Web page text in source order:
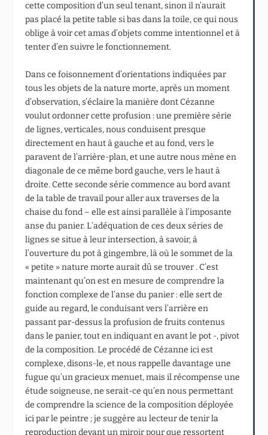
cette composition d’un seul tenant, sinon il n’aurait
pas placé la petite table si bas dans la toile, ce qui nous
oblige à voir cet amas d’objets comme intentionnel et à
tenter d’en suivre le fonctionnement.
Dans ce foisonnement d’orientations indiquées par
tous les objets de la nature morte, après un moment
d’observation, s’éclaire la manière dont Cézanne
voulut ordonner cette profusion : une première série
de lignes, verticales, nous conduisent presque
directement en haut à gauche et au fond, vers le
paravent de l’arrière-plan, et une autre nous mène en
diagonale de ce même bord gauche, vers le haut à
droite. Cette seconde série commence au bord avant
de la table de travail pour aller aux traverses de la
chaise du fond – elle est ainsi parallèle à l’imposante
anse du panier. L’adéquation de ces deux séries de
lignes se situe à leur intersection, à savoir, à
l’ouverture du pot à gingembre, là où le sommet de la
« petite » nature morte aurait dû se trouver . C’est
maintenant qu’on est en mesure de comprendre la
fonction complexe de l’anse du panier : elle sert de
guide au regard, le conduisant vers l’arrière en
passant par-dessus la profusion de fruits contenus
dans le panier, tout en indiquant en avant le pot -, pivot
de la composition. Le procédé de Cézanne ici est
complexe, disons-le, et nous rappelle davantage une
fugue qu’un gracieux menuet, mais il récompense une
étude soigneuse, ne serait-ce qu’en nous permettant
de comprendre la science de la composition déployée
ici par le peintre ; je suggère au lecteur de tenir la
reproduction devant un miroir pour que ressortent